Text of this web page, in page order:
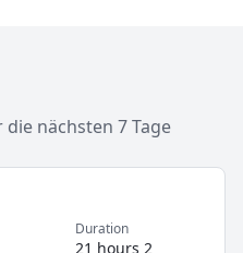
angenehm gestalten:
erholsame Nachtruhe,
Snacks bis zu à la carte
zollfreien Einkauf und
Familien mit Kindern
Die
nächsten 7 Tage
Duration
21 hours 2